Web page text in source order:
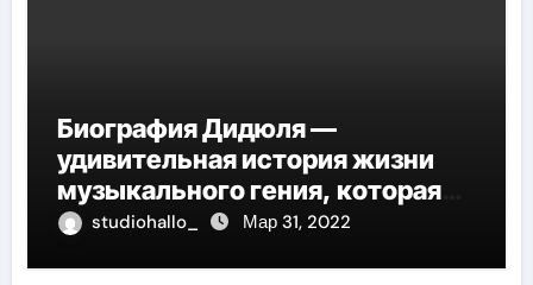
Биография Дидюля —
удивительная история жизни
музыкального гения, которая
проникнет в самые глубины
studiohallo_ Мар 31, 2022